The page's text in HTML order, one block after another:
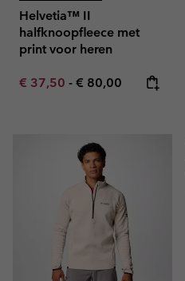
Helvetia™ II
halfknoopfleece met
print voor heren
Minimum sale price:
€ 37,50 - Maximum price:
€ 80,00